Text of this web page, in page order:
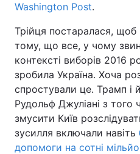
Лонгріди
Відео з Youtube
Інтерв'ю
Архів
Washington Post.
Трійця постаралася,
тому, що все, у чому
контексті виборів 2016
зробила Україна. Хоча
спростували це. Трамп і
Рудольф Джуліані з того
змусити Київ
зусилля включали навіть
допомоги на сотні